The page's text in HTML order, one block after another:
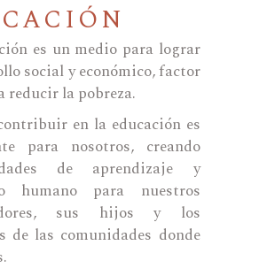
es un medio para lograr
social y económico, factor
reducir la pobreza.
en la educación es
para nosotros, creando
de aprendizaje y
humano para nuestros
sus hijos y los
de las comunidades donde